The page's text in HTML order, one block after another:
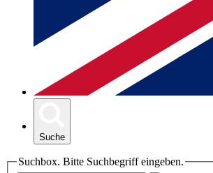
Suche
Suchbox. Bitte Suchbegriff eingeben.